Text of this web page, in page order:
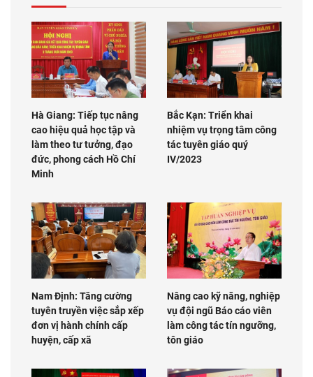
Hà Giang: Tiếp tục nâng
cao hiệu quả học tập và
làm theo tư tưởng, đạo
đức, phong cách Hồ Chí
Minh
Bắc Kạn: Triển khai
nhiệm vụ trọng tâm công
tác tuyên giáo quý
IV/2023
Nam Định: Tăng cường
tuyên truyền việc sắp xếp
đơn vị hành chính cấp
huyện, cấp xã
Nâng cao kỹ năng, nghiệp
vụ đội ngũ Báo cáo viên
làm công tác tín ngưỡng,
tôn giáo